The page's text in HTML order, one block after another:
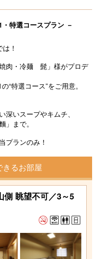
特選コースプラン －
！
肉・冷麺 髭」様がプロデ
“特選コース”をご用意。
いスープやキムチ、
まで。
プランのみ！
きるお部屋
側 眺望不可／3～5